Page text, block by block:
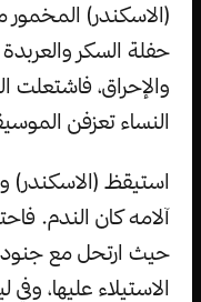
(الاسكندر)
حفلة السكر
والإحراق، فاشتعلت
النساء تعزفن
استيقظ (الاسكندر)
آلامه كان الندم.
حيث ارتحل مع
الاستيلاء عليها،